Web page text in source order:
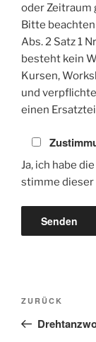
oder Zeitraum
Bitte beachten
Abs. 2 Satz 1
besteht kein
Kursen,
und
einen
Ja, ich habe die
stimme dieser
Vorheriger
Beitrag
ZURÜCK